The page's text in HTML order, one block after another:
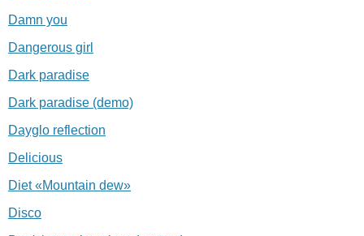
Damn you
Dangerous girl
Dark paradise
Dark paradise (demo)
Dayglo reflection
Delicious
Diet «Mountain dew»
Disco